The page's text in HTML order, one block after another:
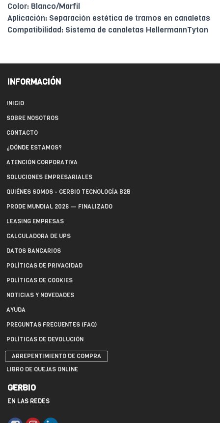
Color: Blanco/Marfil
Aplicación: Separación estética de tramos en canaletas
Compatibilidad: Sistema de canaletas HellermannTyton
INFORMACIÓN
INICIO
SOBRE NOSOTROS
CONTACTO
¿DÓNDE ESTAMOS?
ATENCIÓN CORPORATIVA
SOLUCIONES EMPRESARIALES
QUIÉNES SOMOS - GERBIO TECNOLOGÍA B2B
PRODE MUNDIAL 2026 — FINALIZADO
LEASING EMPRESAS
CALCULADORA DE UPS
DATOS BANCARIOS
POLÍTICAS DE PRIVACIDAD
POLÍTICAS DE COOKIES
NOTICIAS Y NOVEDADES
AYUDA
PREGUNTAS FRECUENTES (FAQ)
POLÍTICAS DE DEVOLUCIÓN
ARREPENTIMIENTO DE COMPRA
LIBRO DE QUEJAS ONLINE
GERBIO
EN LAS REDES